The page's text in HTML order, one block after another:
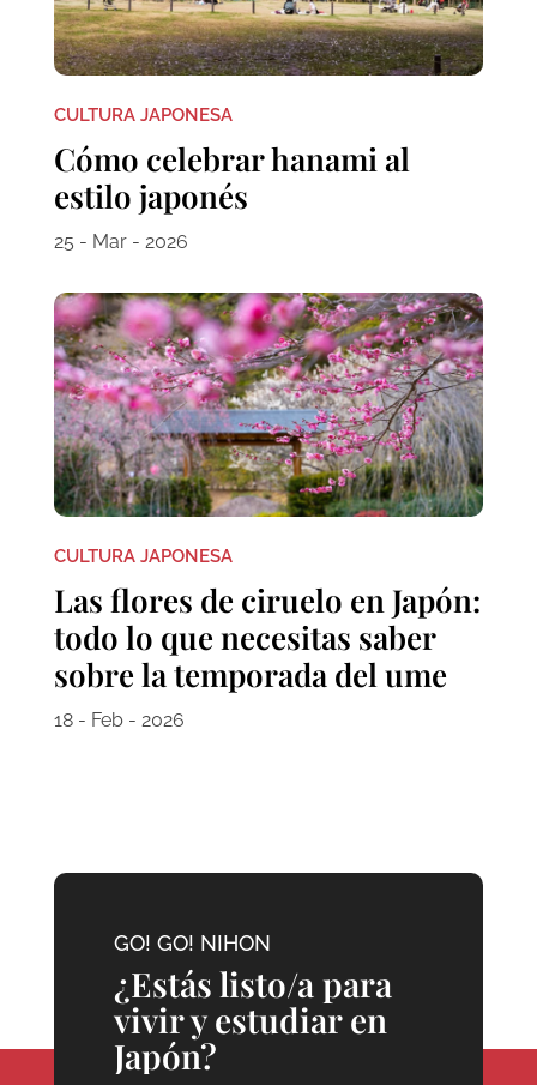
CULTURA JAPONESA
Cómo celebrar hanami al
estilo japonés
25 - Mar - 2026
CULTURA JAPONESA
Las flores de ciruelo en Japón:
todo lo que necesitas saber
sobre la temporada del ume
18 - Feb - 2026
GO! GO! NIHON
¿Estás listo/a para
vivir y estudiar en
Japón?